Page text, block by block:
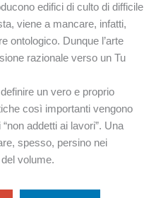
edifici di culto di difficile
viene a mancare, infatti,
ontologico. Dunque l’arte
razionale verso un Tu
un vero e proprio
così importanti vengono
addetti ai lavori”. Una
spesso, persino nei
volume.